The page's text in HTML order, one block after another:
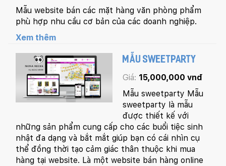
Mẫu website bán các mặt hàng văn phòng phẩm
phù hợp nhu cầu cơ bản của các doanh nghiệp.
Xem thêm
MẪU SWEETPARTY
Giá: 15,000,000 vnđ
Mẫu sweetparty Mẫu
sweetparty là mẫu
được thiết kế với
những sản phẩm cung cấp cho các buổi tiệc sinh
nhật đa dạng và bắt mắt giúp bạn có cái nhìn cụ
thể đồng thời tạo cảm giác thân thuộc khi mua
hàng tại website. Là một website bán hàng online